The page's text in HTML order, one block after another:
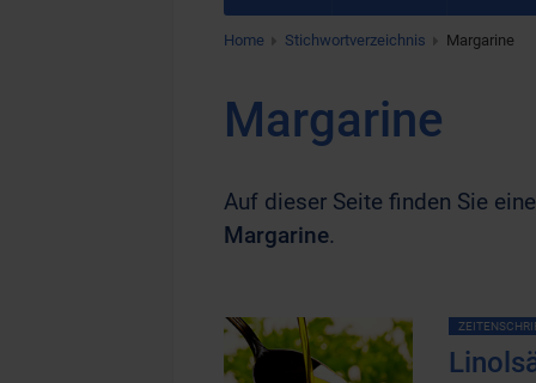
Home Stichwortverzeichnis Margarine
Margarine
Auf dieser Seite finden Sie
Margarine.